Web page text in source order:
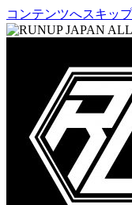
コンテンツへスキップ